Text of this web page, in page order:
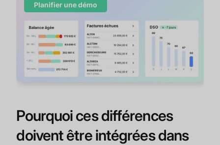
Planifier une démo
Pourquoi ces différences
doivent être intégrées dans